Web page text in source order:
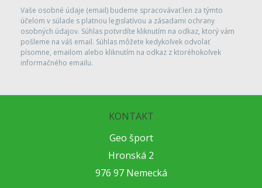
Vaše osobné údaje (email) budeme spracovávať len za týmto
účelom v súlade s platnou legislatívou a zásadami ochrany
osobných údajov. Súhlas potvrdíte kliknutím na odkaz, ktorý vám
pošleme na váš email. Súhlas môžete kedykoľvek odvolať
písomne, emailom alebo kliknutím na odkaz z ktoréhokoľvek
informačného emailu.
KONTAKT
Geo šport
Hronská 2
976 97 Nemecká